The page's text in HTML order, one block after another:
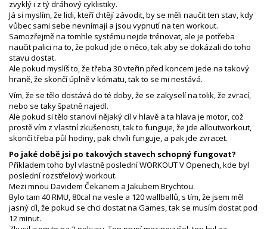
zvyklý i z tý dráhový cyklistiky.
Já si myslím, že lidi, kteří chtějí závodit, by se měli naučit ten stav, kdy
vůbec sami sebe nevnímají a jsou vypnutí na ten workout.
Samozřejmě na tomhle systému nejde trénovat, ale je potřeba
naučit palici na to, že pokud jde o něco, tak aby se dokázali do toho
stavu dostat.
Ale pokud myslíš to, že třeba 30 vteřin před koncem jede na takový
hraně, že skončí úplně v kómatu, tak to se mi nestává.
Vím, že se tělo dostává do té doby, že se zakyselí na tolik, že zvrací,
nebo se taky špatně najedl.
Ale pokud si tělo stanoví nějaký cíl v hlavě a ta hlava je motor, což
prostě vím z vlastní zkušenosti, tak to funguje, že jde alloutworkout,
skončí třeba půl hodiny, pak chvíli funguje, a pak jde zvracet.
Po jaké době jsi po takových stavech schopný fungovat?
Příkladem toho byl vlastně poslední WORKOUT V Openech, kde byl
poslední rozstřelový workout.
Mezi mnou Davidem Čekanem a Jakubem Brychtou.
Bylo tam 40 RMU, 80cal na vesle a 120 wallballů, s tím, že jsem měl
jasný cíl, že pokud se chci dostat na Games, tak se musím dostat pod
12 minut.